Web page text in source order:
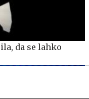
da se lahko